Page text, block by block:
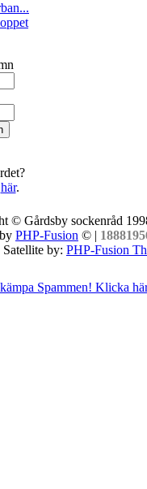
här.
© Gårdsby sockenråd
PHP-Fusion © |
Satellite by: PHP-Fusion
Spammen! Klicka